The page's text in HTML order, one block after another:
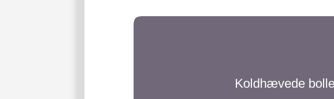
Koldhævede